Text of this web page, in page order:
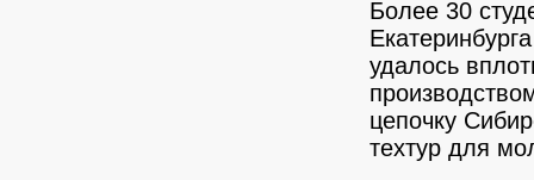
Более 30
удалось
цепочку
техтур для